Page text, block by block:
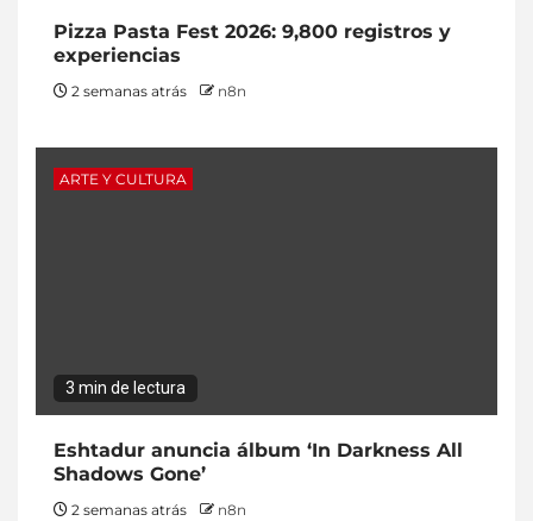
Pizza Pasta Fest 2026: 9,800 registros y
experiencias
2 semanas atrás n8n
ARTE Y CULTURA
3 min de lectura
Eshtadur anuncia álbum ‘In Darkness All
Shadows Gone’
2 semanas atrás n8n